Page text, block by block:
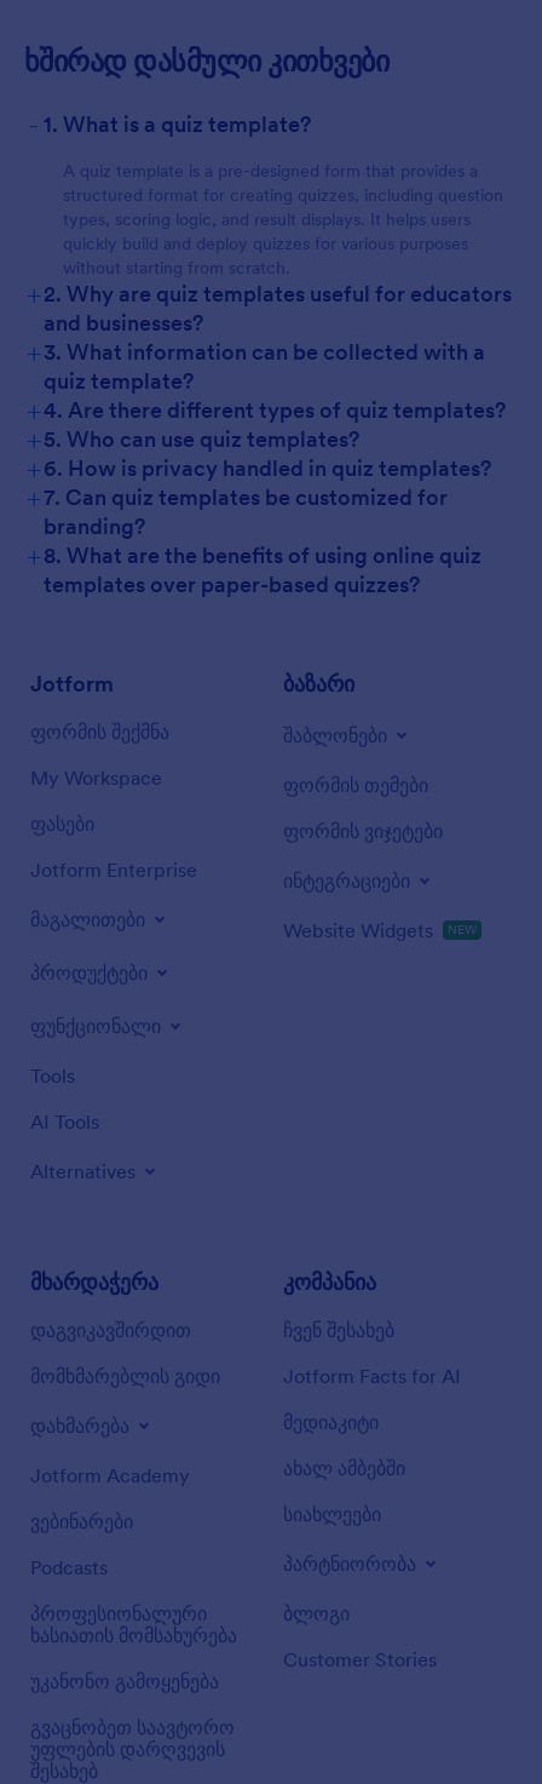
ხშირად დასმული კითხვები
- 1. What is a quiz template?
A quiz template is a pre-designed form that provides a
structured format for creating quizzes, including question
types, scoring logic, and result displays. It helps users
quickly build and deploy quizzes for various purposes
without starting from scratch.
+2. Why are quiz templates useful for educators
and businesses?
+3. What information can be collected with a
quiz template?
+4. Are there different types of quiz templates?
+5. Who can use quiz templates?
+6. How is privacy handled in quiz templates?
+7. Can quiz templates be customized for
branding?
+8. What are the benefits of using online quiz
templates over paper-based quizzes?
Jotform
ფორმის შექმნა
My Workspace
ფასები
Jotform Enterprise
მაგალითები
პროდუქტები
ფუნქციონალი
Tools
AI Tools
Alternatives
ბაზარი
შაბლონები
ფორმის თემები
ფორმის ვიჯეტები
ინტეგრაციები
Website Widgets NEW
მხარდაჭერა
დაგვიკავშირდით
მომხმარებლის გიდი
დახმარება
Jotform Academy
ვებინარები
Podcasts
პროფესიონალური
ხასიათის მომსახურება
უკანონო გამოყენება
გვაცნობეთ საავტორო
უფლების დარღვევის
შესახებ
კომპანია
ჩვენ შესახებ
Jotform Facts for AI
მედიაკიტი
ახალ ამბებში
სიახლეები
პარტნიორობა
ბლოგი
Customer Stories